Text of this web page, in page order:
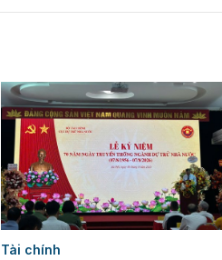
Tài chính